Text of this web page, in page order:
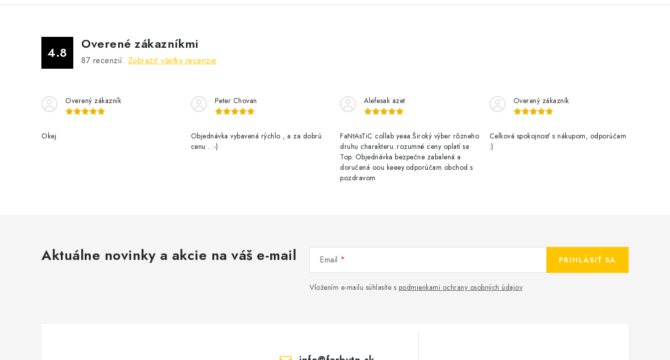
4.8
Overené zákazníkmi
87 recenzií. Zobraziť všetky recenzie
Overený zákazník
Okej
Peter Chovan
Objednávka vybavená rýchlo , a za dobrú
cenu . :-)
Alefesak azet
FaNtAsTiC collab yeaa.Široký výber rôzneho
druhu charakteru..rozumné ceny oplatí sa
Top. Objednávka bezpečne zabalená a
doručená oou keeey.odporúčam obchod s
pozdravom
Overený zákazník
Celková spokojnosť s nákupom, odporúčam
:)
Aktuálne novinky a akcie na váš e-mail Email
Vložením e-mailu súhlasíte s podmienkami ochrany osobných údajov
PRIHLÁSIŤ SA